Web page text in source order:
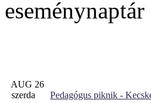
eseménynaptár
AUG 26
szerda
Pedagógus piknik -